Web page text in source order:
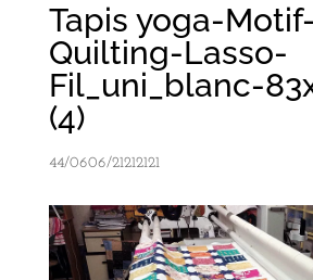
Tapis yoga-Motif-
Quilting-Lasso-
Fil_uni_blanc-
(4)
44/0606/21212121